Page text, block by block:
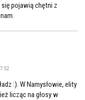
pojawią chętni z
:). W Namysłowie, elity
licząc na głosy w